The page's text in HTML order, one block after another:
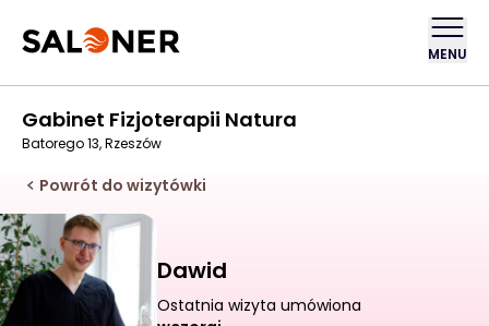
MENU
Gabinet Fizjoterapii Natura
Batorego 13, Rzeszów
Powrót do wizytówki
Dawid
Ostatnia wizyta umówiona